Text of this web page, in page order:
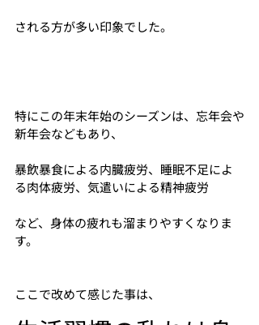
される方が多い印象でした。
特にこの年末年始のシーズンは、忘年会や
新年会などもあり、
暴飲暴食による内臓疲労、睡眠不足によ
る肉体疲労、気遣いによる精神疲労
など、身体の疲れも溜まりやすくなりま
す。
ここで改めて感じた事は、